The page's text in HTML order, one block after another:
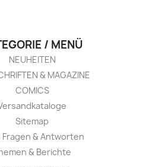
/ MENÜ
NEUHEITEN
& MAGAZINE
COMICS
Sitemap
Fragen & Antworten
& Berichte